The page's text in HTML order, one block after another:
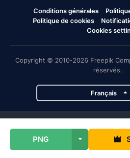
PNG
Conditions générales
Politique de cookies
Cookies
Copyright © 2010-2026 Freepik
réservés.
Français